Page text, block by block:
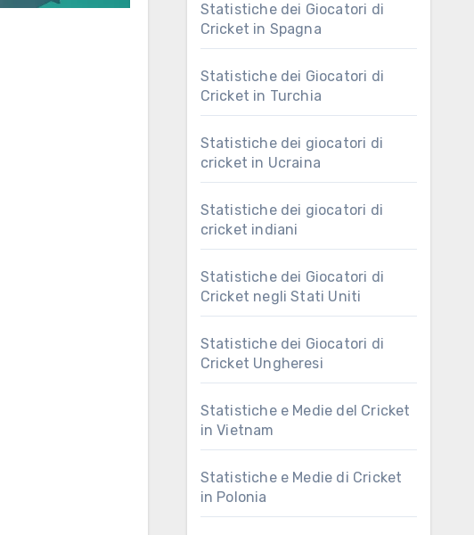
Statistiche dei Giocatori di
Cricket in Spagna
Statistiche dei Giocatori di
Cricket in Turchia
Statistiche dei giocatori di
cricket in Ucraina
Statistiche dei giocatori di
cricket indiani
Statistiche dei Giocatori di
Cricket negli Stati Uniti
Statistiche dei Giocatori di
Cricket Ungheresi
Statistiche e Medie del Cricket
in Vietnam
Statistiche e Medie di Cricket
in Polonia